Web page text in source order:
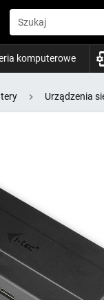
Szukaj
komputerowe
Urządzenia